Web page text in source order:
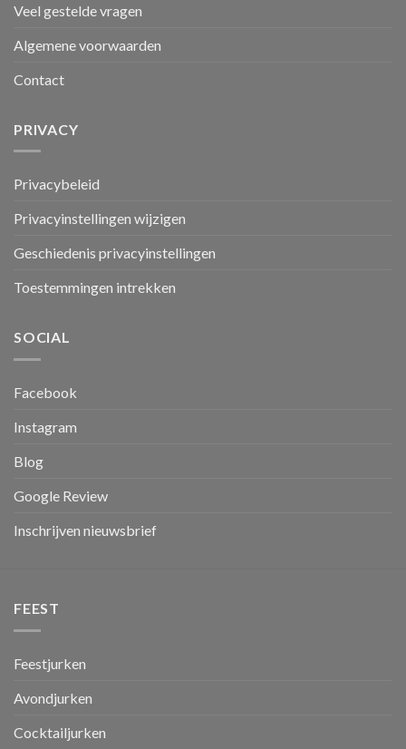
Veel gestelde vragen
Algemene voorwaarden
Contact
PRIVACY
Privacybeleid
Privacyinstellingen wijzigen
Geschiedenis privacyinstellingen
Toestemmingen intrekken
SOCIAL
Facebook
Instagram
Blog
Google Review
Inschrijven nieuwsbrief
FEEST
Feestjurken
Avondjurken
Cocktailjurken